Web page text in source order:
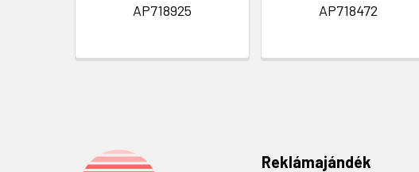
AP718925
AP718472
Reklámajándék